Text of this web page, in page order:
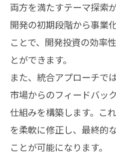
両方を満たすテーマ探索
開発の初期段階から事業
ことで、開発投資の効率
とができます。
また、統合アプローチで
市場からのフィードバッ
仕組みを構築します。こ
を柔軟に修正し、最終的
ことが可能になります。